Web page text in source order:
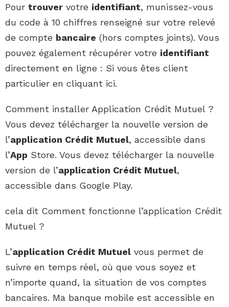
Pour trouver votre identifiant, munissez-vous
du code à 10 chiffres renseigné sur votre relevé
de compte bancaire (hors comptes joints). Vous
pouvez également récupérer votre identifiant
directement en ligne : Si vous êtes client
particulier en cliquant ici.
Comment installer Application Crédit Mutuel ?
Vous devez télécharger la nouvelle version de
l’application Crédit Mutuel, accessible dans
l’App Store. Vous devez télécharger la nouvelle
version de l’application Crédit Mutuel,
accessible dans Google Play.
cela dit Comment fonctionne l’application Crédit
Mutuel ?
L’application Crédit Mutuel vous permet de
suivre en temps réel, où que vous soyez et
n’importe quand, la situation de vos comptes
bancaires. Ma banque mobile est accessible en